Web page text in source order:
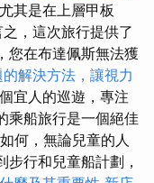
其是在上層甲板
，這次旅行提供了
您在布達佩斯無法獲
解決方法，讓視力
宜人的巡遊，專注
乘船旅行是一個絕佳
何，無論兒童的人
行和兒童船計劃，